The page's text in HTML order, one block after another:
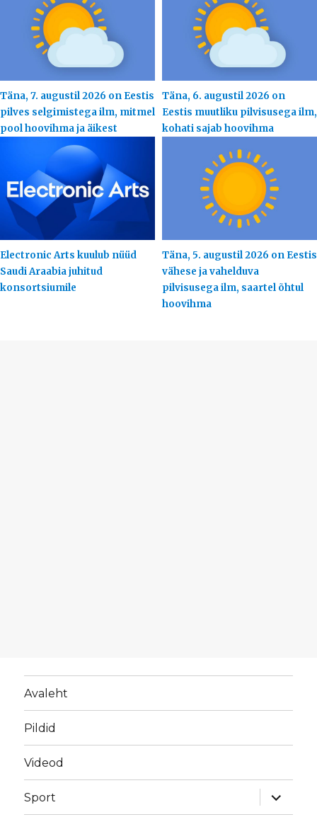
Täna, 7. augustil 2026 on Eestis
pilves selgimistega ilm, mitmel
pool hoovihma ja äikest
Täna, 6. augustil 2026 on
Eestis muutliku pilvisusega ilm,
kohati sajab hoovihma
Electronic Arts kuulub nüüd
Saudi Araabia juhitud
konsortsiumile
Täna, 5. augustil 2026 on Eestis
vähese ja vahelduva
pilvisusega ilm, saartel õhtul
hoovihma
Avaleht
Pildid
Videod
Sport
laienda